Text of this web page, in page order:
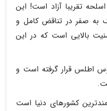
تقریبا آزاد است! این
به صفر در تناقض کامل و
بالایی است که در این
اطلس قرار گرفته است و
کشورهای دنیا است